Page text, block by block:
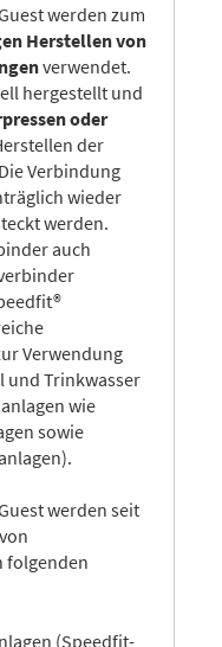
werden zum
Herstellen von
verwendet.
hergestellt und
oder
der
Verbindung
wieder
werden.
auch
Verwendung
und Trinkwasser
wie
sowie
werden seit
folgenden
(Speedfit-